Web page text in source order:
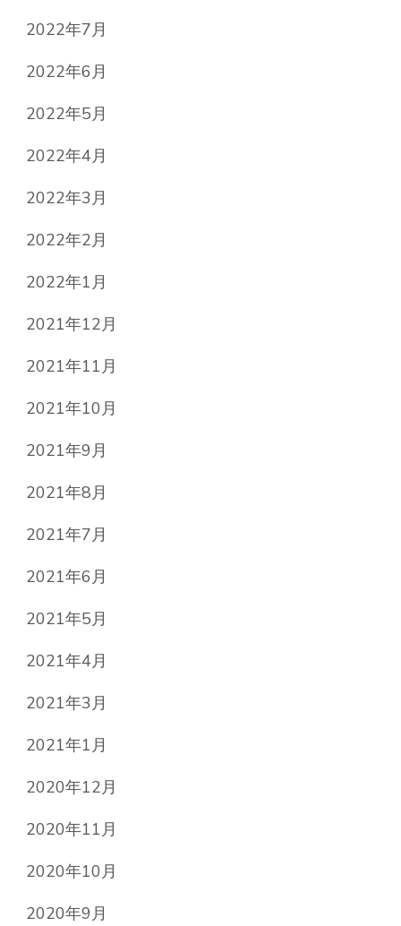
2022年7月
2022年6月
2022年5月
2022年4月
2022年3月
2022年2月
2022年1月
2021年12月
2021年11月
2021年10月
2021年9月
2021年8月
2021年7月
2021年6月
2021年5月
2021年4月
2021年3月
2021年1月
2020年12月
2020年11月
2020年10月
2020年9月